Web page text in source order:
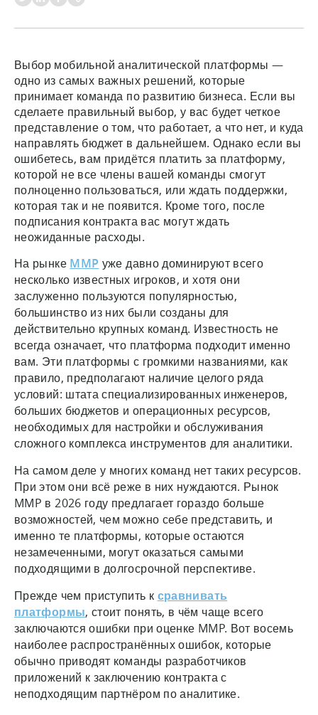
Выбор мобильной аналитической платформы —
одно из самых важных решений, которые
принимает команда по развитию бизнеса. Если вы
сделаете правильный выбор, у вас будет четкое
представление о том, что работает, а что нет, и куда
направлять бюджет в дальнейшем. Однако если вы
ошибетесь, вам придётся платить за платформу,
которой не все члены вашей команды смогут
полноценно пользоваться, или ждать поддержки,
которая так и не появится. Кроме того, после
подписания контракта вас могут ждать
неожиданные расходы.
На рынке MMP уже давно доминируют всего
несколько известных игроков, и хотя они
заслуженно пользуются популярностью,
большинство из них были созданы для
действительно крупных команд. Известность не
всегда означает, что платформа подходит именно
вам. Эти платформы с громкими названиями, как
правило, предполагают наличие целого ряда
условий: штата специализированных инженеров,
больших бюджетов и операционных ресурсов,
необходимых для настройки и обслуживания
сложного комплекса инструментов для аналитики.
На самом деле у многих команд нет таких ресурсов.
При этом они всё реже в них нуждаются. Рынок
MMP в 2026 году предлагает гораздо больше
возможностей, чем можно себе представить, и
именно те платформы, которые остаются
незамеченными, могут оказаться самыми
подходящими в долгосрочной перспективе.
Прежде чем приступить к сравнивать
платформы, стоит понять, в чём чаще всего
заключаются ошибки при оценке MMP. Вот восемь
наиболее распространённых ошибок, которые
обычно приводят команды разработчиков
приложений к заключению контракта с
неподходящим партнёром по аналитике.